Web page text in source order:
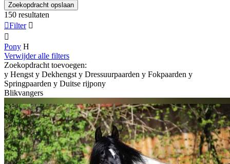
Zoekopdracht opslaan
150 resultaten
Filter 

Pony H
Verwijder alle filters
Zoekopdracht toevoegen:
y Hengst y Dekhengst y Dressuurpaarden y Fokpaarden y
Springpaarden y Duitse rijpony
Blikvangers